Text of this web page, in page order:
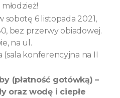
sobotę 6 listopada 2021,
bez przerwy obiadowej.
na ul.
(sala konferencyjna na II
(płatność gotówką) –
oraz wodę i ciepłe